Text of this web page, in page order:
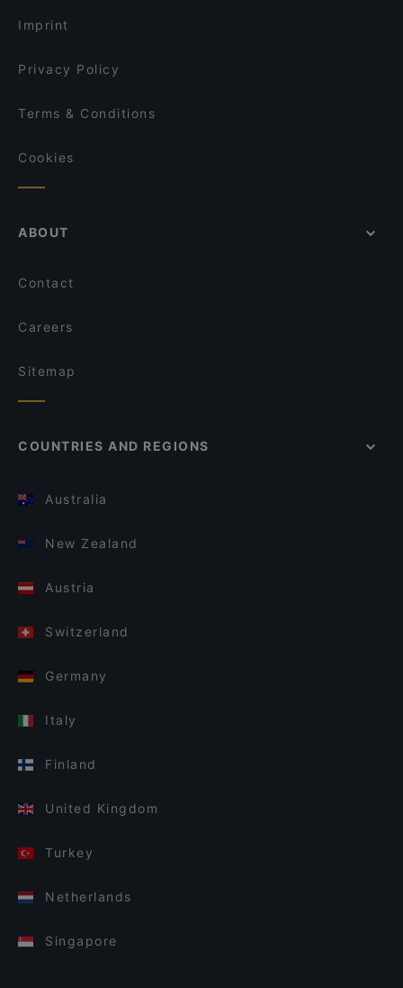
SiipiWeikot Tampere Keskusta
Imprint
Privacy Policy
Terms & Conditions
Cookies
ABOUT
Contact
Careers
Sitemap
COUNTRIES AND REGIONS
Australia
New Zealand
Austria
Switzerland
Germany
Italy
Finland
United Kingdom
Turkey
Netherlands
Singapore